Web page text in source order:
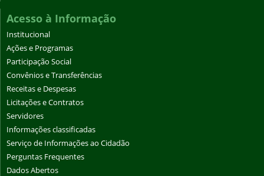
Acesso à Informação
Institucional
Ações e Programas
Participação Social
Convênios e Transferências
Receitas e Despesas
Licitações e Contratos
Servidores
Informações classificadas
Serviço de Informações ao Cidadão
Perguntas Frequentes
Dados Abertos